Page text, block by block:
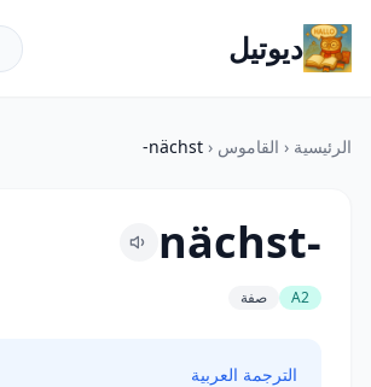
ديوتيل
الرئيسية ‹ القاموس ‹
nächst-
nächst-
A2 صفة
الترجمة العربية